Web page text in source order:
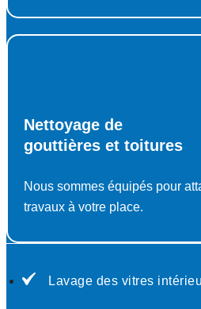
Nettoyage de
gouttières et toitures
Nous sommes équipés pour
travaux à votre place.
Lavage des vitres